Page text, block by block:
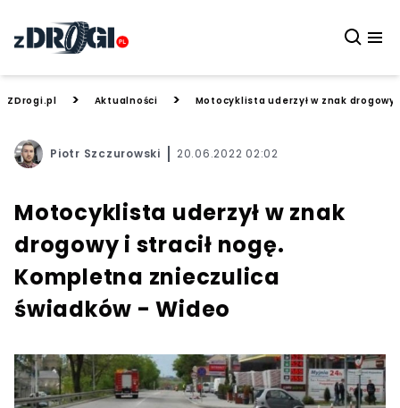
ZDrogi.pl > Aktualności > Motocyklista uderzył w znak
Piotr Szczurowski 20.06.2022 02:02
Motocyklista uderzył w znak
drogowy i stracił nogę.
Kompletna znieczulica
świadków - Wideo